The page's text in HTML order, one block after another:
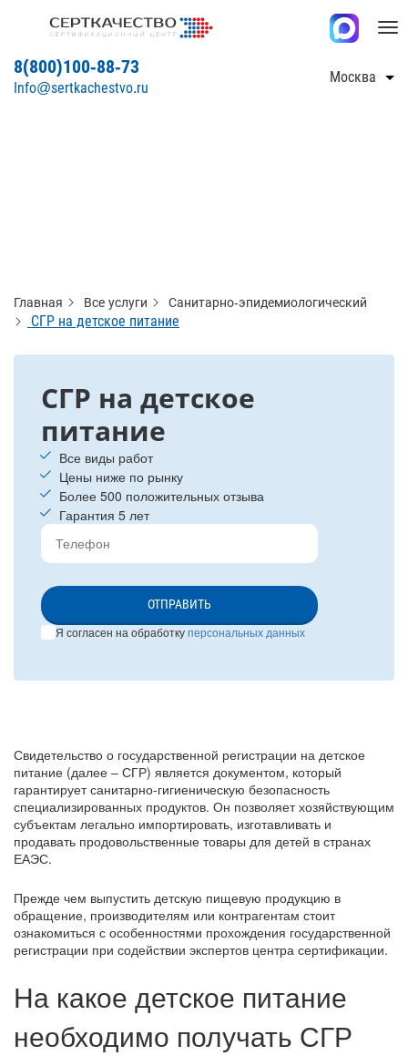
8(800)100-88-73
Info@sertkachestvo.ru
Москва
Главная Все услуги Санитарно-эпидемиологический
СГР на детское питание
СГР на детское
питание
Все виды работ
Цены ниже по рынку
Более 500 положительных отзыва
Гарантия 5 лет
ОТПРАВИТЬ
Я согласен на обработкуперсональных данных
Свидетельство о государственной регистрации на детское
питание (далее ‒ СГР) является документом, который
гарантирует санитарно-гигиеническую безопасность
специализированных продуктов. Он позволяет хозяйствующим
субъектам легально импортировать, изготавливать и
продавать продовольственные товары для детей в странах
ЕАЭС.
Прежде чем выпустить детскую пищевую продукцию в
обращение, производителям или контрагентам стоит
ознакомиться с особенностями прохождения государственной
регистрации при содействии экспертов центра сертификации.
На какое детское питание
необходимо получать СГР